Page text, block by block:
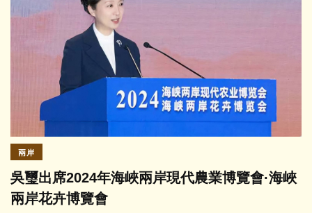
兩岸
吳璽出席2024年海峽兩岸現代農業博覽會·海峽
兩岸花卉博覽會